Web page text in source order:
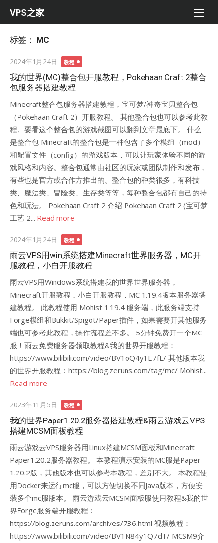
VPS之家
标签： MC
Posted
on
2024年1月24日 教程
我的世界(MC)整合包开服教程，Pokehaan Craft 2整合
包服务器搭建教程
Minecraft整合包服务器搭建教程，宝可梦/神奇宝贝整合包
（Pokehaan Craft 2）开服教程。 其他整合包也可以参考此教
程。要看这个整合包的游戏截图可以翻到文章最底下。 什么
是整合包 Minecraft的整合包是一种包含了多个模组（mod）
和配置文件（config）的游戏版本，可以让玩家体验不同的游
戏风格和内容。整合包通常由社区的玩家或团队制作和发布，
有些也是官方或合作方推出的。整合包的种类很多，有科技
类、魔法类、冒险类、生存类等等，每种整合包都有自己的特
色和玩法。 Pokehaan Craft 2 介绍 Pokehaan Craft 2 (宝可梦
工艺 2... Read more
Posted
on
2024年1月24日 教程
雨云VPS用win系统搭建Minecraft世界服务器，MC开
服教程，小白开服教程
雨云VPS用Windows系统搭建我的世界世界服务器，
Minecraft开服教程，小白开服教程，MC 1.19.4版本服务器搭
建教程。 此教程使用 Mohist 1.19.4 服务端，此服务端支持
Forge模组和Bukkit/Spigot/Paper插件，如果需要开其他服务
端也可参考此教程，操作流程差不多。 5分钟免费开一个MC
服！雨云免费服务器领取教程&我的世界开服教程：
https://www.bilibili.com/video/BV1oQ4y1E7fE/ 其他版本我
的世界开服教程：https://blog.zeruns.com/tag/mc/ Mohist...
Read more
Posted
on
2023年11月5日 教程
我的世界Paper1.20.2服务器搭建教程&雨云游戏云VPS
搭建MCSM面板教程
雨云游戏云VPS服务器用Linux搭建MCSM面板和Minecraft
Paper1.20.2服务器教程。 本教程演示安装的MC服是Paper
1.20.2版，其他版本也可以参考本教程，差别不大。 本教程使
用Docker来运行mc服，可以方便切换不同Java版本，方便安
装多个mc服版本。 雨云游戏云MCSM面板服使用教程&我的世
界Forge服务端开服教程：
https://blog.zeruns.com/archives/736.html 视频教程：
https://www.bilibili.com/video/BV1N84y1Q7dT/ MCSM9介